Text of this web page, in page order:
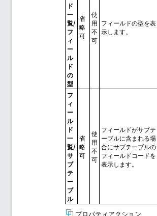
ド
一
覧/
フ
ィ
ー
ル
ド
の
型
省
略
可
使
用
不
可
フィールドの型を表
示します。
フ
ィ
ー
ル
ド
一
覧/
サ
ブ
テ
ー
ブ
ル
省
略
可
使
用
不
可
フィールドがサブテ
ーブルに含まれる場
合にサブテーブルの
フィールドコードを
表示します。
プロパティアクション